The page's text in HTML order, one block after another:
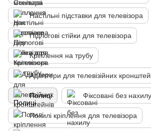
Настільні підставки для телевізора
Підлогові стійки для телевізора
Кріплення на трубу
Адаптери для телевізійних
Полиці Фіксовані без
Похилі кріплення для телевізора